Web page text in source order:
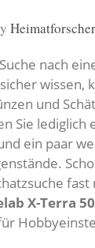
Heimatforscher
nach
wissen,
und
Sie lediglich
ein paar
X-Terra